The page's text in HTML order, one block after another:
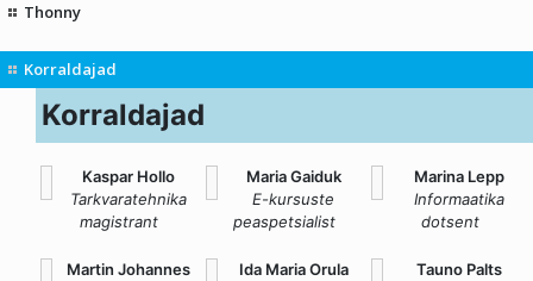
Thonny
Korraldajad
Korraldajad
Kaspar Hollo
Tarkvaratehnika
magistrant
Maria Gaiduk
E-kursuste
peaspetsialist
Marina Lepp
Informaatika
dotsent
Martin Johannes
Ida Maria Orula
Tauno Palts